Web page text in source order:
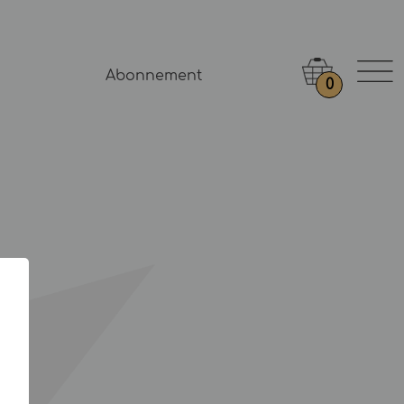
Abonnement
0